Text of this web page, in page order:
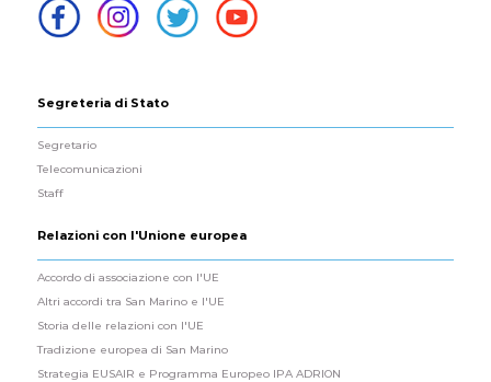
Segreteria di Stato
Segretario
Telecomunicazioni
Staff
Relazioni con l'Unione europea
Accordo di associazione con l'UE
Altri accordi tra San Marino e l'UE
Storia delle relazioni con l'UE
Tradizione europea di San Marino
Strategia EUSAIR e Programma Europeo IPA ADRION